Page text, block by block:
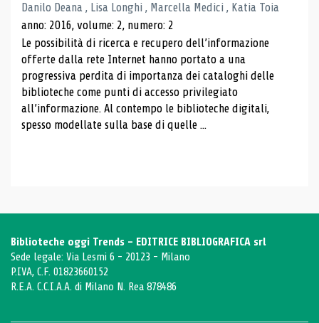
Danilo Deana , Lisa Longhi , Marcella Medici , Katia Toia
anno: 2016, volume: 2, numero: 2
Le possibilità di ricerca e recupero dell’informazione
offerte dalla rete Internet hanno portato a una
progressiva perdita di importanza dei cataloghi delle
biblioteche come punti di accesso privilegiato
all’informazione. Al contempo le biblioteche digitali,
spesso modellate sulla base di quelle ...
Biblioteche oggi Trends - EDITRICE BIBLIOGRAFICA srl
Sede legale: Via Lesmi 6 - 20123 - Milano
P.IVA, C.F. 01823660152
R.E.A. C.C.I.A.A. di Milano N. Rea 878486